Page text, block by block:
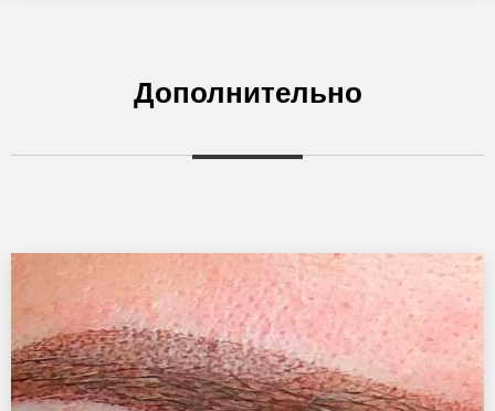
Дополнительно